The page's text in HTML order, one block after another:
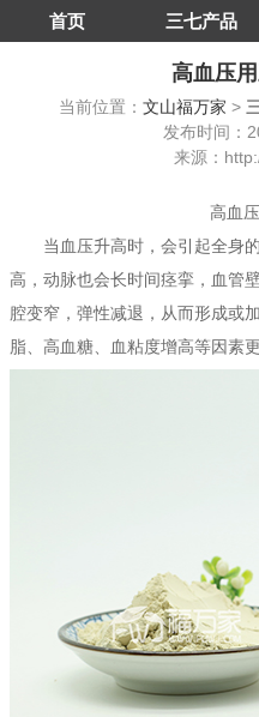
首页 三七产品
高血压
当前位置： 文山福万家 >
发布时间：
来源：
高血
当血压升高时，会引起全身
高，动脉也会长时间痉挛，血管
腔变窄，弹性减退，从而形成或
脂、高血糖、血粘度增高等因素